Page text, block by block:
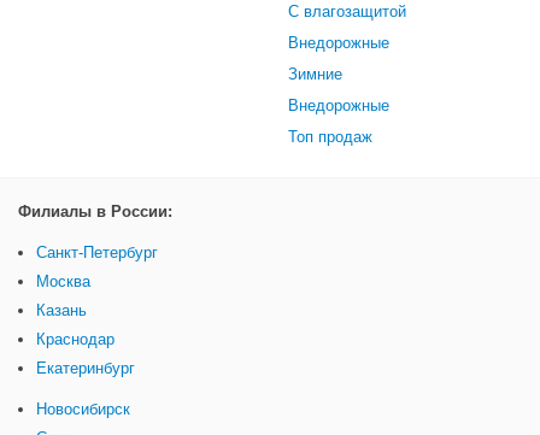
С влагозащитой
Внедорожные
Зимние
Внедорожные
Топ продаж
Филиалы в России:
Санкт-Петербург
Москва
Казань
Краснодар
Екатеринбург
Новосибирск